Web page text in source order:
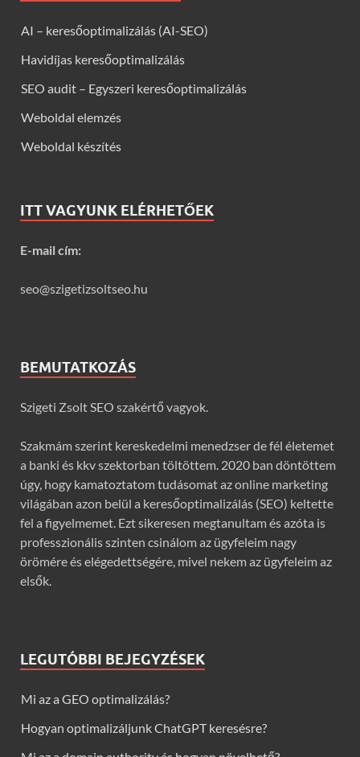
AI – keresőoptimalizálás (AI-SEO)
Havidíjas keresőoptimalizálás
SEO audit – Egyszeri keresőoptimalizálás
Weboldal elemzés
Weboldal készítés
ITT VAGYUNK ELÉRHETŐEK
E-mail cím:
seo@szigetizsoltseo.hu
BEMUTATKOZÁS
Szigeti Zsolt SEO szakértő vagyok.
Szakmám szerint kereskedelmi menedzser de fél életemet
a banki és kkv szektorban töltöttem. 2020 ban döntöttem
úgy, hogy kamatoztatom tudásomat az online marketing
világában azon belül a keresőoptimalizálás (SEO) keltette
fel a figyelmemet. Ezt sikeresen megtanultam és azóta is
professzionális szinten csinálom az ügyfeleim nagy
örömére és elégedettségére, mivel nekem az ügyfeleim az
elsők.
LEGUTÓBBI BEJEGYZÉSEK
Mi az a GEO optimalizálás?
Hogyan optimalizáljunk ChatGPT keresésre?